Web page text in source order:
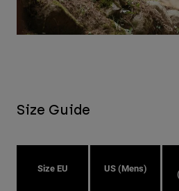
Size Guide
Size EU US (Mens)